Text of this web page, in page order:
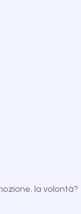
la volontà?